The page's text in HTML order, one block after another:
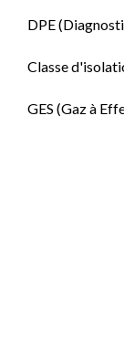
DPE
Classe
GES (Gaz à